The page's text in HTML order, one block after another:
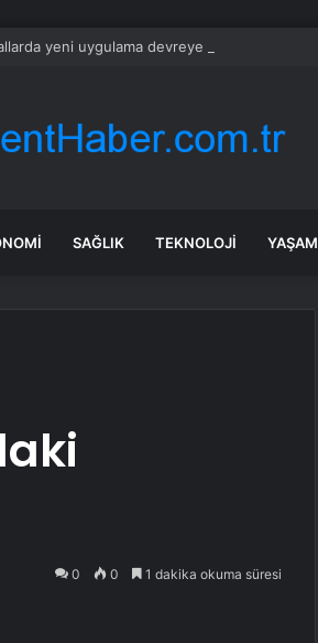
yeni uygulama devreye girdi
SAĞLIK TEKNOLOJI YAŞAM
0 0 1 dakika okuma süresi